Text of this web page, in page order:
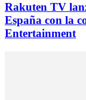
Rakuten TV
España con la
Entertainment